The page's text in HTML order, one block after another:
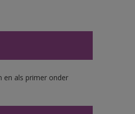
en als primer onder